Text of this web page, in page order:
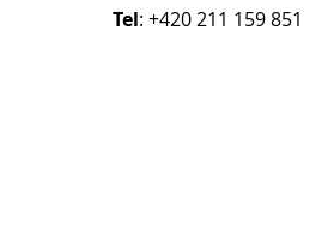
Tel: +420 211 159 851